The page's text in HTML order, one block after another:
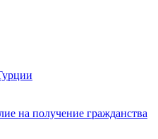
на получение гражданства